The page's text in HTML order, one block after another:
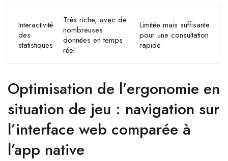
Interactivité
des
statistiques
Très riche, avec de
nombreuses
données en temps
réel
Limitée mais suffisante
pour une consultation
rapide
Optimisation de l’ergonomie en
situation de jeu : navigation sur
l’interface web comparée à
l’app native